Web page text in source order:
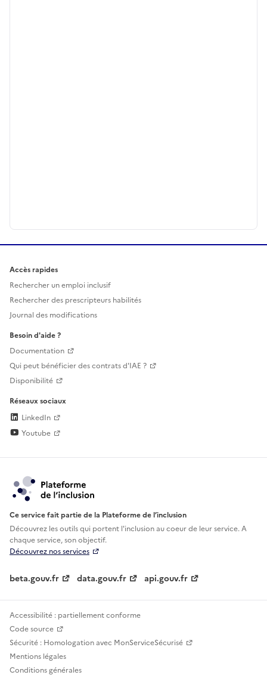
Accès rapides
Rechercher un emploi inclusif
Rechercher des prescripteurs habilités
Journal des modifications
Besoin d'aide ?
Documentation
Qui peut bénéficier des contrats d'IAE ?
Disponibilité
Réseaux sociaux
LinkedIn
Youtube
Ce service fait partie de la Plateforme de l’inclusion
Découvrez les outils qui portent l'inclusion aucoeur de leur service. A
chaque service, son objectif.
Découvrez nos services
beta.gouv.fr data.gouv.fr api.gouv.fr
Accessibilité : partiellement conforme
Code source
Sécurité : Homologation avec MonServiceSécurisé
Mentions légales
Conditions générales